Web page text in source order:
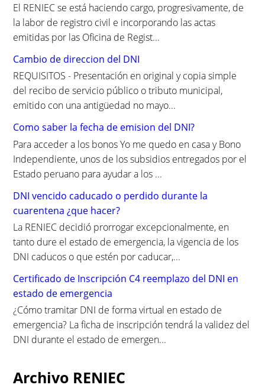
r
:
El RENIEC se está haciendo cargo, progresivamente, de
la labor de registro civil e incorporando las actas
emitidas por las Oficina de Regist...
Cambio de direccion del DNI
REQUISITOS - Presentación en original y copia simple
del recibo de servicio público o tributo municipal,
emitido con una antigüedad no mayo...
Como saber la fecha de emision del DNI?
Para acceder a los bonos Yo me quedo en casa y Bono
Independiente, unos de los subsidios entregados por el
Estado peruano para ayudar a los ...
DNI vencido caducado o perdido durante la
cuarentena ¿que hacer?
La RENIEC decidió prorrogar excepcionalmente, en
tanto dure el estado de emergencia, la vigencia de los
DNI caducos o que estén por caducar,...
Certificado de Inscripción C4 reemplazo del DNI en
estado de emergencia
¿Cómo tramitar DNI de forma virtual en estado de
emergencia? La ficha de inscripción tendrá la validez del
DNI durante el estado de emergen...
Archivo RENIEC